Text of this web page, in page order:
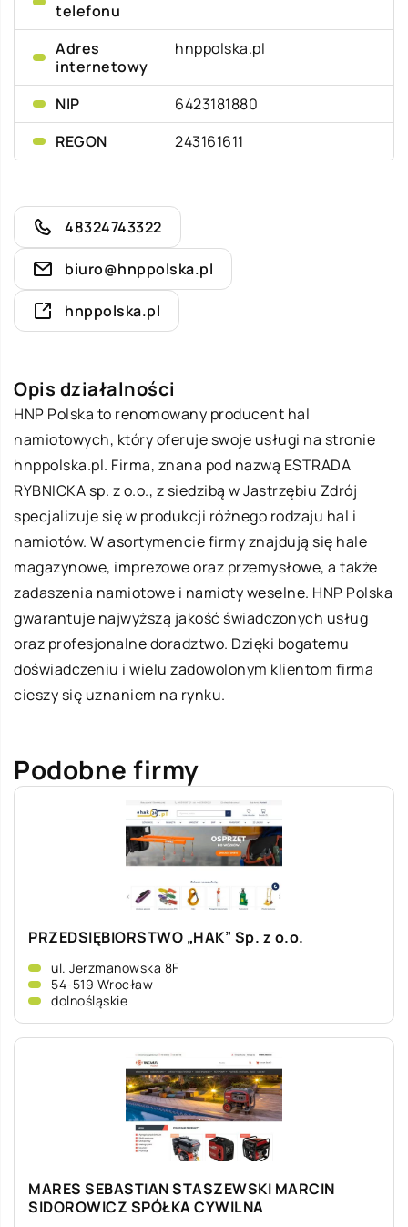
telefonu
Adres
internetowy
hnppolska.pl
NIP
6423181880
REGON
243161611
48324743322
biuro@hnppolska.pl
hnppolska.pl
Opis działalności
HNP Polska to renomowany producent hal
namiotowych, który oferuje swoje usługi na stronie
hnppolska.pl. Firma, znana pod nazwą ESTRADA
RYBNICKA sp. z o.o., z siedzibą w Jastrzębiu Zdrój
specjalizuje się w produkcji różnego rodzaju hal i
namiotów. W asortymencie firmy znajdują się hale
magazynowe, imprezowe oraz przemysłowe, a także
zadaszenia namiotowe i namioty weselne. HNP Polska
gwarantuje najwyższą jakość świadczonych usług
oraz profesjonalne doradztwo. Dzięki bogatemu
doświadczeniu i wielu zadowolonym klientom firma
cieszy się uznaniem na rynku.
Podobne firmy
PRZEDSIĘBIORSTWO „HAK” Sp. z o.o.
ul. Jerzmanowska 8F
54-519 Wrocław
dolnośląskie
MARES SEBASTIAN STASZEWSKI MARCIN
SIDOROWICZ SPÓŁKA CYWILNA